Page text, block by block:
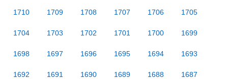
1710 1709 1708 1707 1706 1705
1704 1703 1702 1701 1700 1699
1698 1697 1696 1695 1694 1693
1692 1691 1690 1689 1688 1687